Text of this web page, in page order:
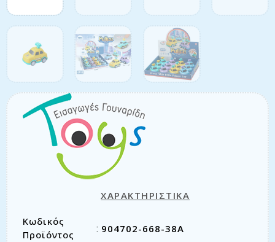
ΧΑΡΑΚΤΗΡΙΣΤΙΚΑ
Κωδικός
Προϊόντος
: 904702-668-38A